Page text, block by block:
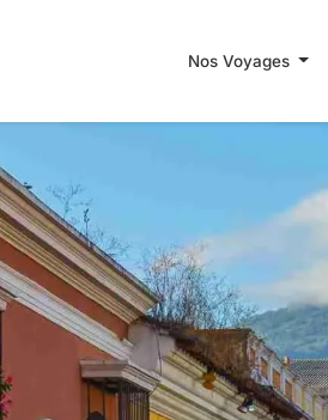
Nos Voyages